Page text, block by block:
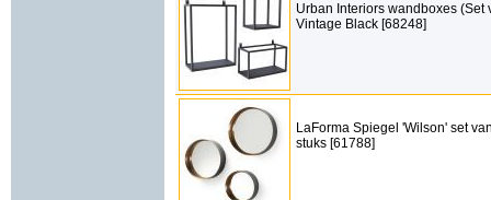
Urban Interiors wandboxes (Set
Vintage Black [68248]
LaForma Spiegel 'Wilson' set
stuks [61788]